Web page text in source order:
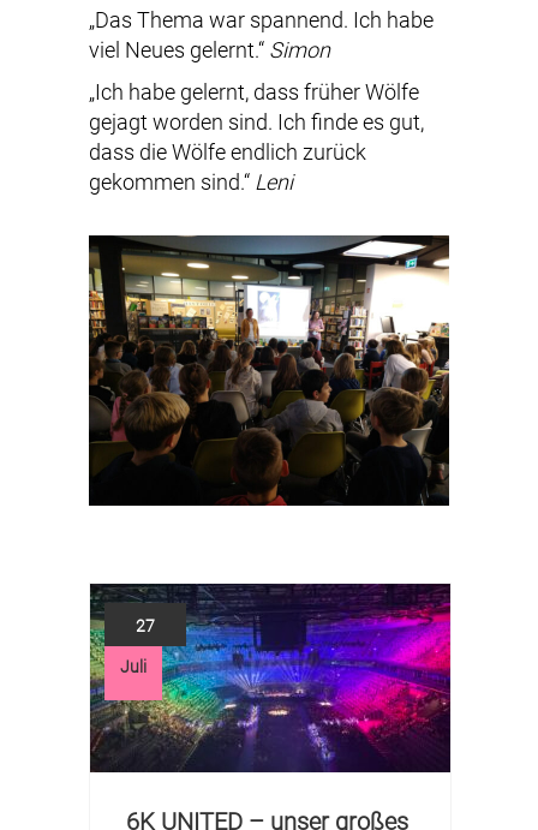
„Das Thema war spannend. Ich habe
viel Neues gelernt.“ Simon
„Ich habe gelernt, dass früher Wölfe
gejagt worden sind. Ich finde es gut,
dass die Wölfe endlich zurück
gekommen sind.“ Leni
27
Juli
6K UNITED – unser großes